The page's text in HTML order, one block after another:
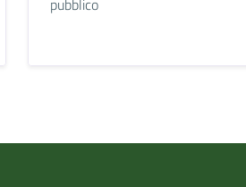
pubblico